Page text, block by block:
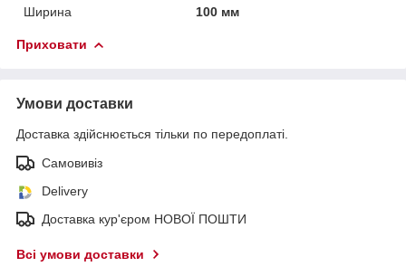
Ширина
100 мм
Приховати
Умови доставки
Доставка здійснюється тільки по передоплаті.
Самовивіз
Delivery
Доставка кур'єром НОВОЇ ПОШТИ
Всі умови доставки